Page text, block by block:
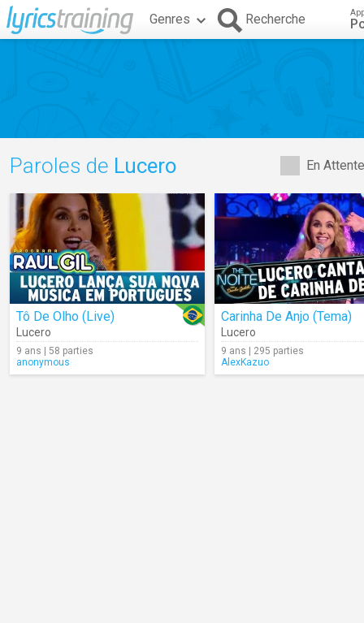
Genres Recherche
En
Paroles de Lucero
Tô De Olho (Live)
Lucero
9 ans | 58 parties
anonymous
Carinha De Anjo (Tema)
Lucero
9 ans | 295 parties
AlexKazuo